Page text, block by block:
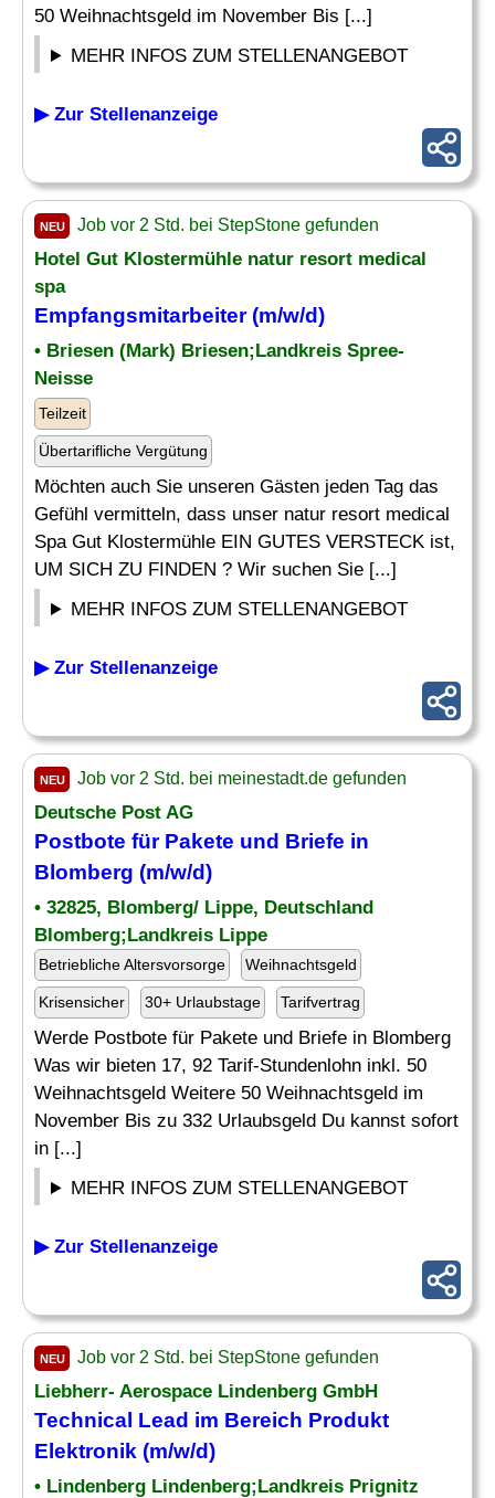
50 Weihnachtsgeld im November Bis [...]
MEHR INFOS ZUM STELLENANGEBOT
▶ Zur Stellenanzeige
NEU Job vor 2 Std. bei StepStone gefunden
Hotel Gut Klostermühle natur resort medical
spa
Empfangsmitarbeiter (m/w/d)
• Briesen (Mark) Briesen;Landkreis Spree-
Neisse
Teilzeit
Übertarifliche Vergütung
Möchten auch Sie unseren Gästen jeden Tag das
Gefühl vermitteln, dass unser natur resort medical
Spa Gut Klostermühle EIN GUTES VERSTECK ist,
UM SICH ZU FINDEN ? Wir suchen Sie [...]
MEHR INFOS ZUM STELLENANGEBOT
▶ Zur Stellenanzeige
NEU Job vor 2 Std. bei meinestadt.de gefunden
Deutsche Post AG
Postbote für Pakete und Briefe in
Blomberg (m/w/d)
• 32825, Blomberg/ Lippe, Deutschland
Blomberg;Landkreis Lippe
Betriebliche Altersvorsorge Weihnachtsgeld
Krisensicher 30+ Urlaubstage Tarifvertrag
Werde Postbote für Pakete und Briefe in Blomberg
Was wir bieten 17, 92 Tarif-Stundenlohn inkl. 50
Weihnachtsgeld Weitere 50 Weihnachtsgeld im
November Bis zu 332 Urlaubsgeld Du kannst sofort
in [...]
MEHR INFOS ZUM STELLENANGEBOT
▶ Zur Stellenanzeige
NEU Job vor 2 Std. bei StepStone gefunden
Liebherr- Aerospace Lindenberg GmbH
Technical Lead im Bereich Produkt
Elektronik (m/w/d)
• Lindenberg Lindenberg;Landkreis Prignitz